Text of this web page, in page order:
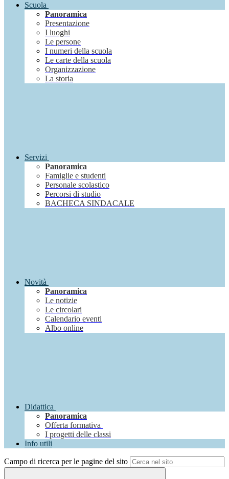
Scuola
Panoramica
Presentazione
I luoghi
Le persone
I numeri della scuola
Le carte della scuola
Organizzazione
La storia
Servizi
Panoramica
Famiglie e studenti
Personale scolastico
Percorsi di studio
BACHECA SINDACALE
Novità
Panoramica
Le notizie
Le circolari
Calendario eventi
Albo online
Didattica
Panoramica
Offerta formativa
I progetti delle classi
Info utili
Campo di ricerca per le pagine del sito